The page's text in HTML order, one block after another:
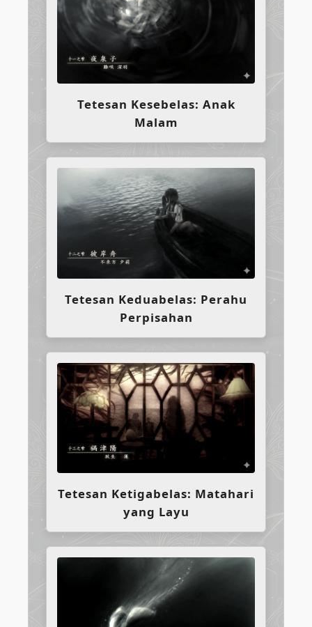
Tetesan Kesebelas: Anak
Malam
Tetesan Keduabelas: Perahu
Perpisahan
Tetesan Ketigabelas: Matahari
yang Layu